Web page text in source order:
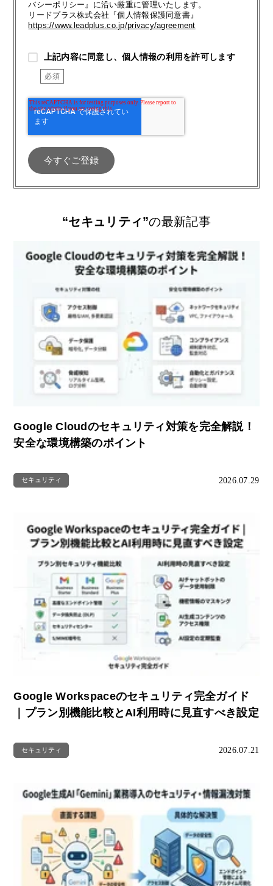
バシーポリシー』に沿い厳重に管理いたします。
リードプラス株式会社『個人情報保護同意書』
https://www.leadplus.co.jp/privacy/agreement
上記内容に同意し、個人情報の利用を許可します
“セキュリティ”の最新記事
Google Cloudのセキュリティ対策を完全解説！
安全な環境構築のポイント
セキュリティ 2026.07.29
Google Workspaceのセキュリティ完全ガイド
｜プラン別機能比較とAI利用時に見直すべき設定
セキュリティ 2026.07.21